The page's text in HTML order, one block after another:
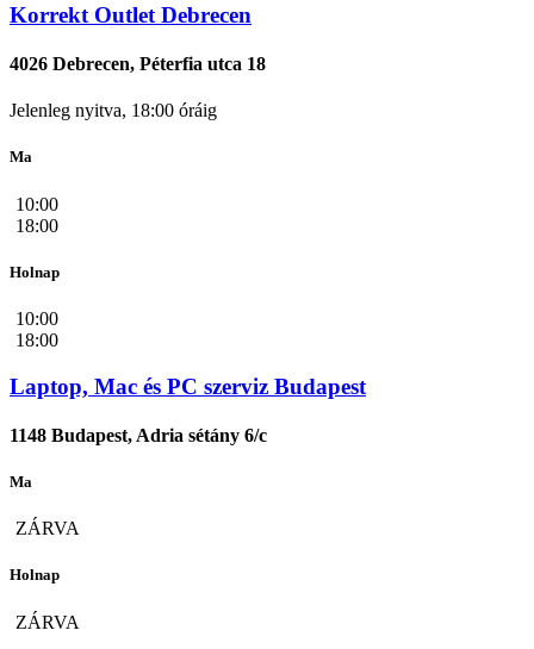
Korrekt Outlet Debrecen
4026 Debrecen, Péterfia utca 18
Jelenleg nyitva, 18:00 óráig
Ma
10:00
18:00
Holnap
10:00
18:00
Laptop, Mac és PC szerviz Budapest
1148 Budapest, Adria sétány 6/c
Ma
ZÁRVA
Holnap
ZÁRVA